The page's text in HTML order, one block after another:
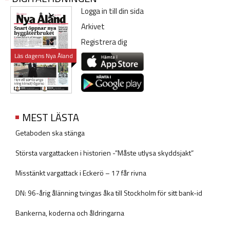
Läs dagens Nya Åland
Logga in till din sida
Arkivet
Registrera dig
MEST LÄSTA
Getaboden ska stänga
Största vargattacken i historien -”Måste utlysa skyddsjakt”
Misstänkt vargattack i Eckerö – 17 får rivna
DN: 96-årig ålänning tvingas åka till Stockholm för sitt bank-id
Bankerna, koderna och åldringarna